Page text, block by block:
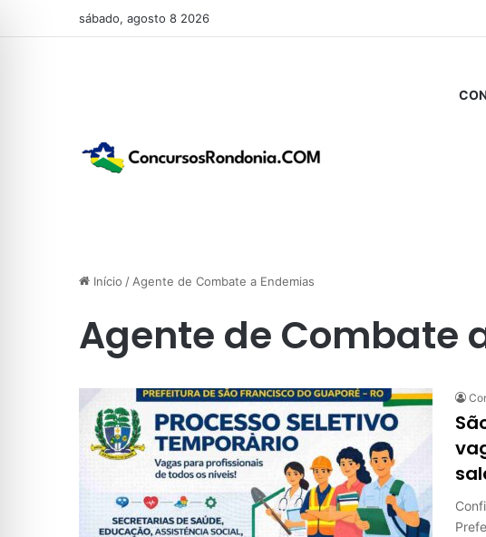
sábado, agosto 8 2026
Início / Agente de Combate a Endemias
Agente de Combate